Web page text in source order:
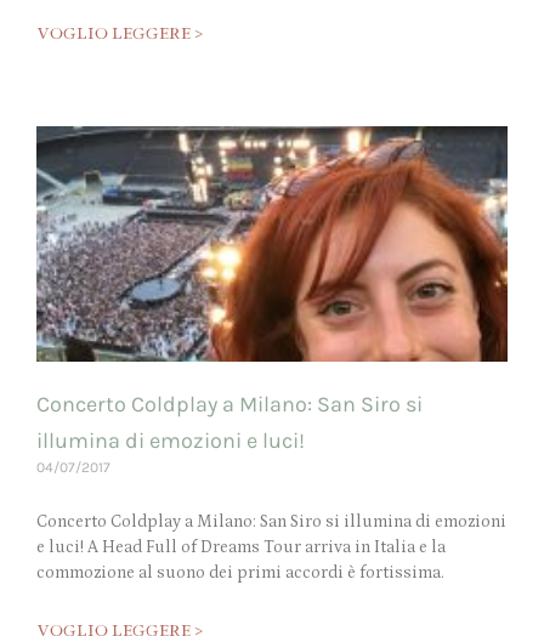
VOGLIO LEGGERE >
Concerto Coldplay a Milano: San Siro si
illumina di emozioni e luci!
04/07/2017
Concerto Coldplay a Milano: San Siro si illumina di emozioni
e luci! A Head Full of Dreams Tour arriva in Italia e la
commozione al suono dei primi accordi è fortissima.
VOGLIO LEGGERE >